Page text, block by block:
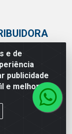
e de
publicidade
e melhorar a